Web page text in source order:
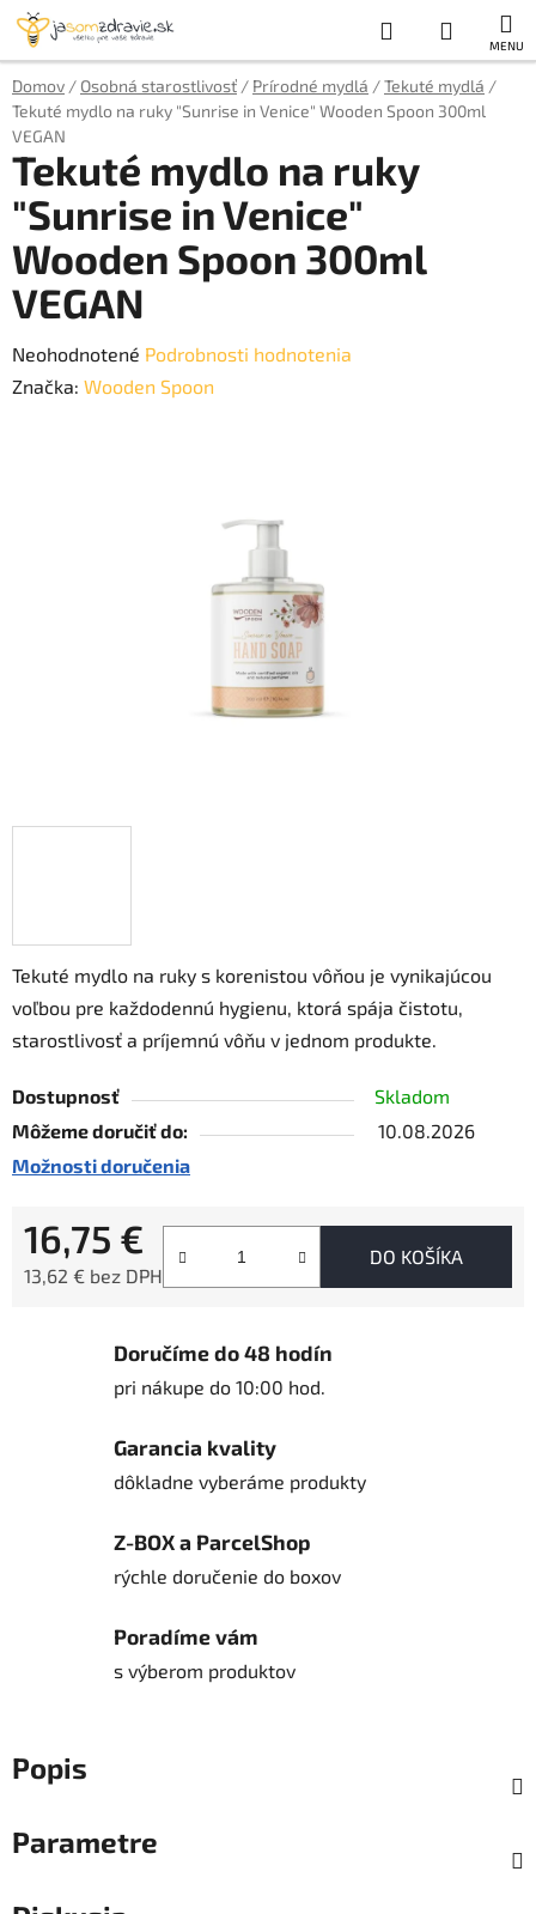
Prejsť
obsah
Hľadať
KOŠÍK
Domov / Osobná starostlivosť / Prírodné mydlá /Tekuté mydlá /
Tekuté mydlo na ruky "Sunrise in Venice" Wooden Spoon 300ml
VEGAN
Tekuté mydlo na ruky s korenistou vôňou je vynikajúcou
voľbou pre každodennú hygienu, ktorá spája čistotu,
starostlivosť a príjemnú vôňu v jednom produkte.
Dostupnosť
Skladom
Môžeme doručiť do:
10.08.2026
Možnosti doručenia
16,75 €
13,62 € bez DPH
DO KOŠÍKA
Tekuté mydlo na ruky
"Sunrise in Venice"
Wooden Spoon 300ml
VEGAN
Priemerné
hodnotenie
Neohodnotené Podrobnosti hodnotenia
Značka: Wooden Spoon
Doručíme do 48 hodín
pri nákupe do 10:00 hod.
Garancia kvality
dôkladne vyberáme produkty
Z-BOX a ParcelShop
rýchle doručenie do boxov
Poradíme vám
s výberom produktov
Popis
Parametre